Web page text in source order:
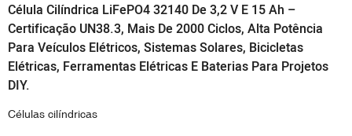
Célula Cilíndrica LiFePO4 32140 De 3,2 V E 15 Ah –
Certificação UN38.3, Mais De 2000 Ciclos, Alta Potência
Para Veículos Elétricos, Sistemas Solares, Bicicletas
Elétricas, Ferramentas Elétricas E Baterias Para Projetos
DIY.
Células cilíndricas